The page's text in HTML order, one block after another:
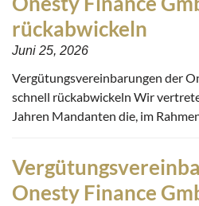
rückabwickeln
Juni 25, 2026
Vergütungsvereinbarungen der
schnell rückabwickeln Wir
Jahren Mandanten die, im
Onesty Finance